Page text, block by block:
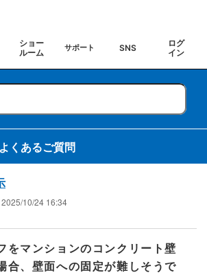
ショー
ルーム
サポート SNS
ログ
イン
くあるご質問
10/24 16:34
をマンションのコンクリート壁
合、壁面への固定が難しそうで